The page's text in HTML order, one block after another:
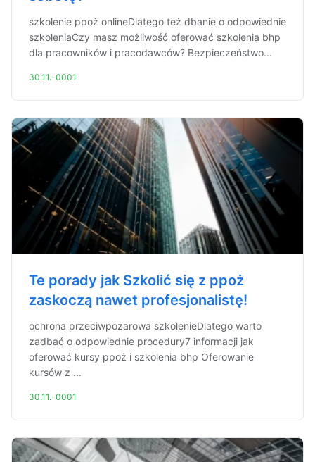
szkolenie ppoż onlineDlatego też dbanie o odpowiednie
szkoleniaCzy masz możliwość oferować szkolenia bhp
dla pracowników i pracodawców? Bezpieczeństwo...
30.11.-0001
Te porady jak Szkolić się z ppoż
zaskoczą nawet profesjonalistę!
ochrona przeciwpożarowa szkolenieDlatego warto
zadbać o odpowiednie procedury7 informacji jak
oferować kursy ppoż i szkolenia bhp Oferowanie
kursów z ...
30.11.-0001